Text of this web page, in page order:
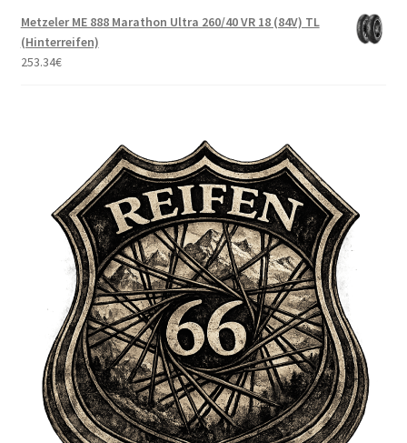
Metzeler ME 888 Marathon Ultra 260/40 VR 18 (84V) TL
(Hinterreifen)
253.34€